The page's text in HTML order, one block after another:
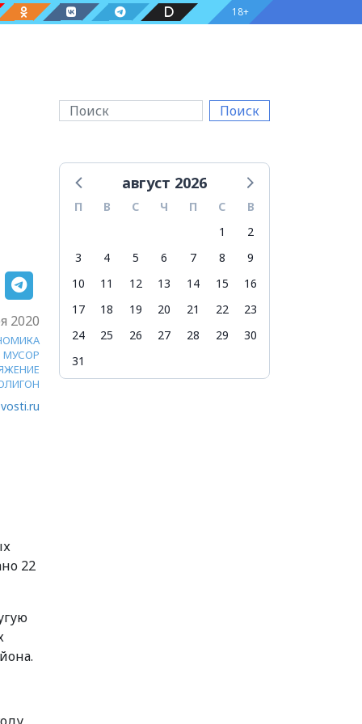
18+
Поиск
2020
МУСОР
22
август 2026
П В С Ч П С
В
1
2
3
4 5 6 7 8
9
10
11 12 13 14 15
16
17
18 19 20 21 22
23
24
25 26 27 28 29
30
31